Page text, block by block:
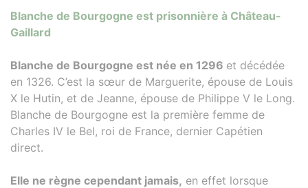
Blanche de Bourgogne est prisonnière à Château-
Gaillard
Blanche de Bourgogne est née en 1296 et décédée
en 1326. C’est la sœur de Marguerite, épouse de Louis
X le Hutin, et de Jeanne, épouse de Philippe V le Long.
Blanche de Bourgogne est la première femme de
Charles IV le Bel, roi de France, dernier Capétien
direct.
Elle ne règne cependant jamais, en effet lorsque